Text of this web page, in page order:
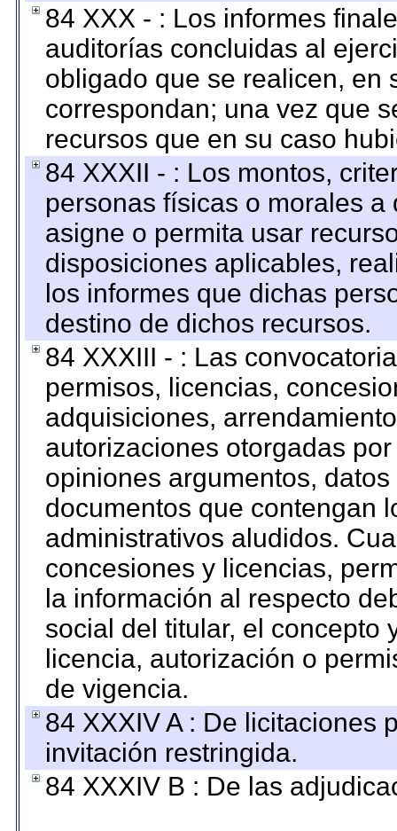
84 XXX - : Los informes
auditorías concluidas al
obligado que se realicen, en
correspondan; una vez que
recursos que en su caso
84 XXXII - : Los montos,
personas físicas o morales
asigne o permita usar
disposiciones aplicables,
los informes que dichas
destino de dichos recursos.
84 XXXIII - : Las
permisos, licencias,
adquisiciones,
autorizaciones otorgadas
opiniones argumentos,
documentos que contengan
administrativos aludidos.
concesiones y licencias,
la información al respecto
social del titular, el concepto
licencia, autorización o
de vigencia.
84 XXXIV A : De licitaciones
invitación restringida.
84 XXXIV B : De las